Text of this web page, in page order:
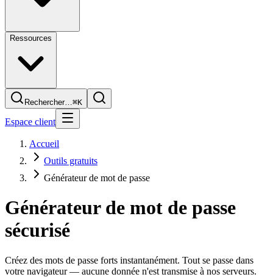
Ressources
Rechercher…⌘K
Espace client
Accueil
Outils gratuits
Générateur de mot de passe
Générateur de mot de passe
sécurisé
Créez des mots de passe forts instantanément. Tout se passe dans
votre navigateur — aucune donnée n'est transmise à nos serveurs.